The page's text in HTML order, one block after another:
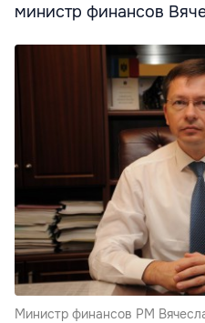
министр финансов
Министр финансов РМ